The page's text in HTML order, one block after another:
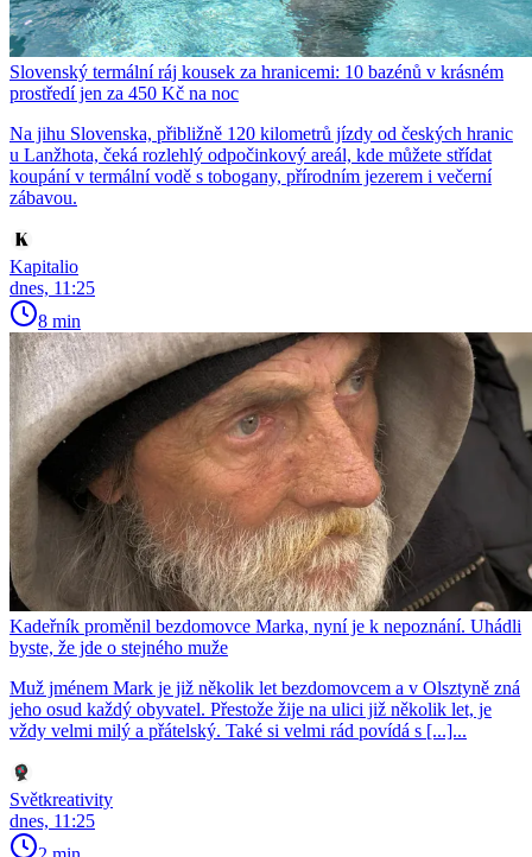
Slovenský termální ráj kousek za hranicemi: 10 bazénů v krásném
prostředí jen za 450 Kč na noc
Na jihu Slovenska, přibližně 120 kilometrů jízdy od českých hranic
u Lanžhota, čeká rozlehlý odpočinkový areál, kde můžete střídat
koupání v termální vodě s tobogany, přírodním jezerem i večerní
zábavou.
Kapitalio
dnes, 11:25
8 min
Kadeřník proměnil bezdomovce Marka, nyní je k nepoznání. Uhádli
byste, že jde o stejného muže
Muž jménem Mark je již několik let bezdomovcem a v Olsztyně zná
jeho osud každý obyvatel. Přestože žije na ulici již několik let, je
vždy velmi milý a přátelský. Také si velmi rád povídá s [...]...
Světkreativity
dnes, 11:25